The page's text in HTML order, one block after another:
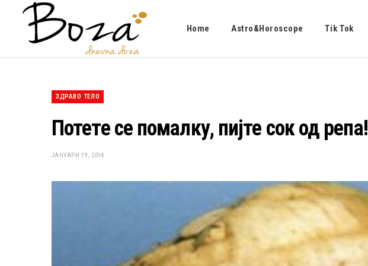
Home Astro&Horoscope Tik Tok
ЗДРАВО ТЕЛО
Потете се помалку, пијте сок од репа!
ЈАНУАРИ 19, 2014